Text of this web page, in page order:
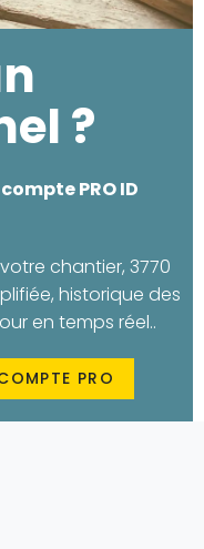
?
PRO ID
chantier, 3770
historique des
en temps réel..
PRO